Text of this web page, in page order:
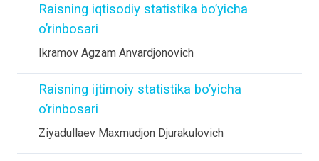
Raisning iqtisodiy statistika bo’yicha
o’rinbosari
Ikramov Agzam Anvardjonovich
Raisning ijtimoiy statistika bo’yicha
o’rinbosari
Ziyadullaev Maxmudjon Djurakulovich